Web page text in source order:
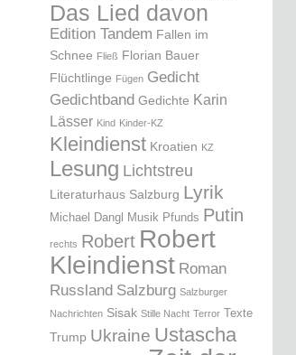
Das Lied davon
Edition Tandem Fallen im
Schnee Fließ Florian Bauer
Flüchtlinge Fügen Gedicht
Gedichtband Gedichte Karin
Lässer Kind Kinder-KZ
Kleindienst Kroatien KZ
Lesung Lichtstreu
Literaturhaus Salzburg Lyrik
Michael Dangl Musik Pfunds Putin
rechts Robert Robert
Kleindienst Roman
Russland Salzburg Salzburger
Nachrichten Sisak Stille Nacht Terror Texte
Trump Ukraine Ustascha